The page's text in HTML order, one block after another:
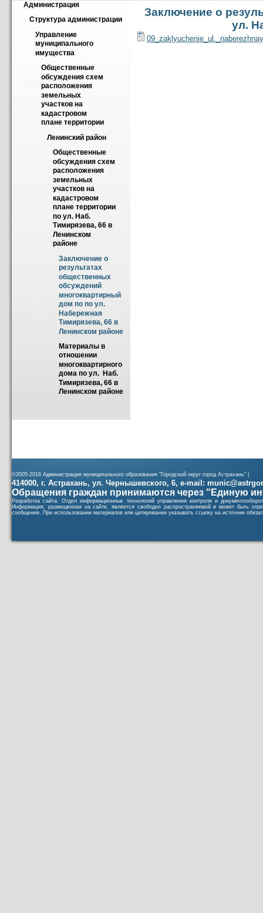
Администрация
Структура администрации
Управление
муниципального
имущества
Общественные
обсуждения схем
расположения
земельных
участков на
кадастровом
плане территории
Ленинский район
Общественные
обсуждения схем
расположения
земельных
участков на
кадастровом
плане территории
по ул. Наб.
Тимирязева, 66 в
Ленинском
районе
Заключение о
результатах
общественных
обсуждений
многоквартирный
дом по по ул.
Набережная
Тимирязева, 66 в
Ленинском районе
Материалы в
отношении
многоквартирного
дома по ул.  Наб.
Тимирязева, 66 в
Ленинском районе
Заключение о
ул.
©2005-2016 Администрация муниципального образования "Городской округ город Астрахань" |
414000, г. Астрахань, ул. Чернышевского, 6, e-mail:
Обращения граждан принимаются через "Единую
Разработка сайта: Отдел информационных технологий управления контроля и
Информация, размещенная на сайте, является свободно распространяемой и может быть
сообщения. При использовании материалов или цитировании указывать ссылку на источник